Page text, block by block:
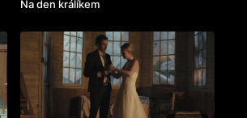
Na den králíkem